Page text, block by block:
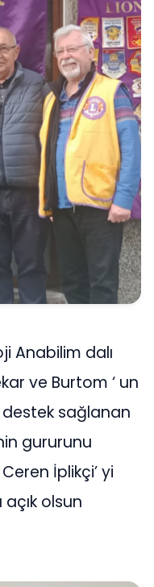
Anabilim dalı
ve Burtom ‘ un
destek sağlanan
gururunu
İplikçi’ yi
olsun